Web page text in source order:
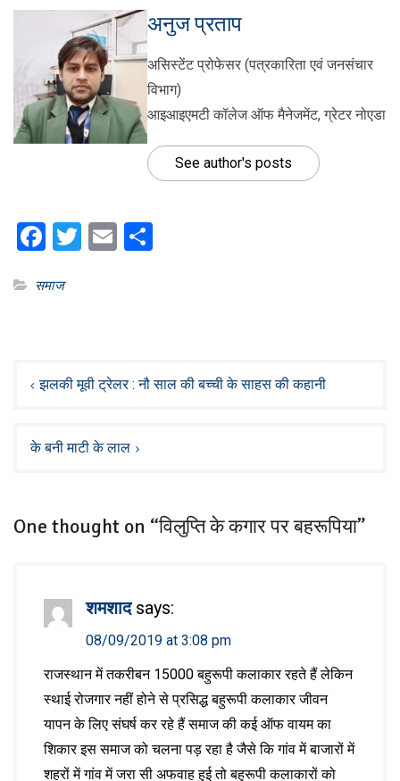
अनुज प्रताप
असिस्टेंट प्रोफेसर (पत्रकारिता एवं जनसंचार
विभाग)
आइआइएमटी कॉलेज ऑफ मैनेजमेंट, ग्रेटर नोएडा
See author's posts
Facebook
Twitter
Email
समाज
navigation
झलकी मूवी ट्रेलर : नौ साल की बच्ची के साहस की कहानी
के बनी माटी के लाल
One thought on “विलुप्ति के कगार पर बहरूपिया”
शमशाद says:
08/09/2019 at 3:08 pm
राजस्थान में तकरीबन 15000 बहुरूपी कलाकार रहते हैं लेकिन
स्थाई रोजगार नहीं होने से प्रसिद्ध बहुरूपी कलाकार जीवन
यापन के लिए संघर्ष कर रहे हैं समाज की कई ऑफ वायम का
शिकार इस समाज को चलना पड़ रहा है जैसे कि गांव में बाजारों में
शहरों में गांव में जरा सी अफवाह हुई तो बहुरूपी कलाकारों को